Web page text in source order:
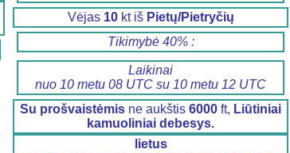
Vėjas 10kt iš Pietų/Pietryčių
Tikimybė 40% :
Laikinai
nuo 10 metu 08 UTC su 10 metu 12 UTC
Su prošvaistėmis ne aukštis 6000 ft, Liūtiniai
kamuoliniai debesys.
lietus